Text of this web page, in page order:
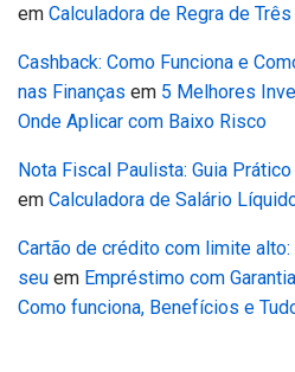
em Calculadora de Regra de
Cashback: Como Funciona e
nas Finanças em 5 Melhores
Onde Aplicar com Baixo Risco
Nota Fiscal Paulista: Guia
em Calculadora de Salário
Cartão de crédito com limite
seu em Empréstimo com
Como funciona, Benefícios e